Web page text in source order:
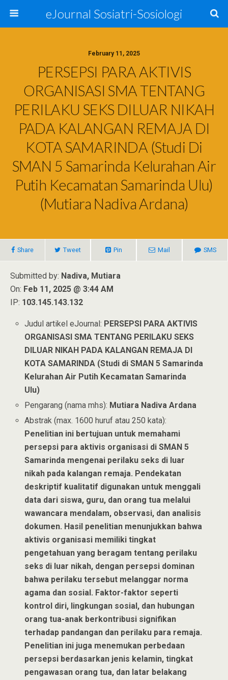
eJournal Sosiatri-Sosiologi
February 11, 2025
PERSEPSI PARA AKTIVIS
ORGANISASI SMA TENTANG
PERILAKU SEKS DILUAR NIKAH
PADA KALANGAN REMAJA DI
KOTA SAMARINDA (Studi Di
SMAN 5 Samarinda Kelurahan Air
Putih Kecamatan Samarinda Ulu)
(Mutiara Nadiva Ardana)
Share Tweet Pin Mail SMS
Submitted by: Nadiva, Mutiara
On: Feb 11, 2025 @ 3:44 AM
IP: 103.145.143.132
Judul artikel eJournal: PERSEPSI PARA AKTIVIS
ORGANISASI SMA TENTANG PERILAKU SEKS
DILUAR NIKAH PADA KALANGAN REMAJA DI
KOTA SAMARINDA (Studi di SMAN 5 Samarinda
Kelurahan Air Putih Kecamatan Samarinda
Ulu)
Pengarang (nama mhs): Mutiara Nadiva Ardana
Abstrak (max. 1600 huruf atau 250 kata):
Penelitian ini bertujuan untuk memahami
persepsi para aktivis organisasi di SMAN 5
Samarinda mengenai perilaku seks di luar
nikah pada kalangan remaja. Pendekatan
deskriptif kualitatif digunakan untuk menggali
data dari siswa, guru, dan orang tua melalui
wawancara mendalam, observasi, dan analisis
dokumen. Hasil penelitian menunjukkan bahwa
aktivis organisasi memiliki tingkat
pengetahuan yang beragam tentang perilaku
seks di luar nikah, dengan persepsi dominan
bahwa perilaku tersebut melanggar norma
agama dan sosial. Faktor-faktor seperti
kontrol diri, lingkungan sosial, dan hubungan
orang tua-anak berkontribusi signifikan
terhadap pandangan dan perilaku para remaja.
Penelitian ini juga menemukan perbedaan
persepsi berdasarkan jenis kelamin, tingkat
pengawasan orang tua, dan latar belakang